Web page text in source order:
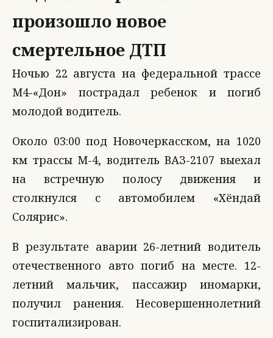
произошло новое
смертельное ДТП
Ночью 22 августа на федеральной трассе
М4-«Дон» пострадал ребенок и погиб
молодой водитель.
Около 03:00 под Новочеркасском, на 1020
км трассы М-4, водитель ВАЗ-2107 выехал
на встречную полосу движения и
столкнулся с автомобилем «Хёндай
Солярис».
В результате аварии 26-летний водитель
отечественного авто погиб на месте. 12-
летний мальчик, пассажир иномарки,
получил ранения. Несовершеннолетний
госпитализирован.